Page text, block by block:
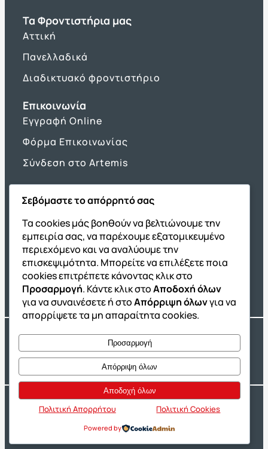
Τα Φροντιστήρια μας
Αττική
Πανελλαδικά
Διαδικτυακό φροντιστήριο
Επικοινωνία
Εγγραφή Online
Φόρμα Επικοινωνίας
Σύνδεση στο Artemis
Όμιλος ΔΙΑΚΡΟΤΗΜΑ
ΔΙΑΚΡΟΤΗΜΑ@Home
Σχολική Μελέτη After School
Εκδόσεις Καλαϊτζίδη
Franchise ΔΙΑΚΡΟΤΗΜΑ
Copyright® 2004 –2026Εκπαιδευτικός Όμιλος ΔΙΑΚΡΟΤΗΜΑ®. Αρ.
Γ.Ε.Μ.Η.: 54967109000.
Oceancube – Hosted by
Ιδιωτικότητα Πολιτική Cookies
Δήλωση Προσβασιμότητας
Σεβόμαστε το απόρρητό σας
Τα cookies μάς βοηθούν να βελτιώνουμε την
εμπειρία σας, να παρέχουμε εξατομικευμένο
περιεχόμενο και να αναλύουμε την
επισκεψιμότητα. Μπορείτε να επιλέξετε ποια
cookies επιτρέπετε κάνοντας κλικ στο
Προσαρμογή. Κάντε κλικ στοΑποδοχή όλων
για να συναινέσετε ή στοΑπόρριψη όλωνγια να
απορρίψετε τα μη απαραίτητα cookies.
Προσαρμογή
Απόρριψη όλων
Αποδοχή όλων
Πολιτική Απορρήτου Πολιτική Cookies
Powered by